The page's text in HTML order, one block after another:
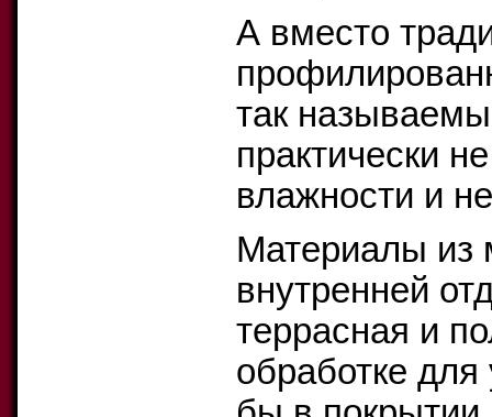
А вместо
так
практически
влажности и
Материалы из
внутренней
террасная и
обработке